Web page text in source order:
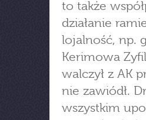
to także
działanie
lojalność, np.
Kerimowa
walczył z AK
nie zawiódł.
wszystkim